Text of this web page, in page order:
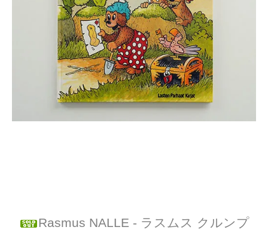
Rasmus NALLE - ラスムス クルンプ